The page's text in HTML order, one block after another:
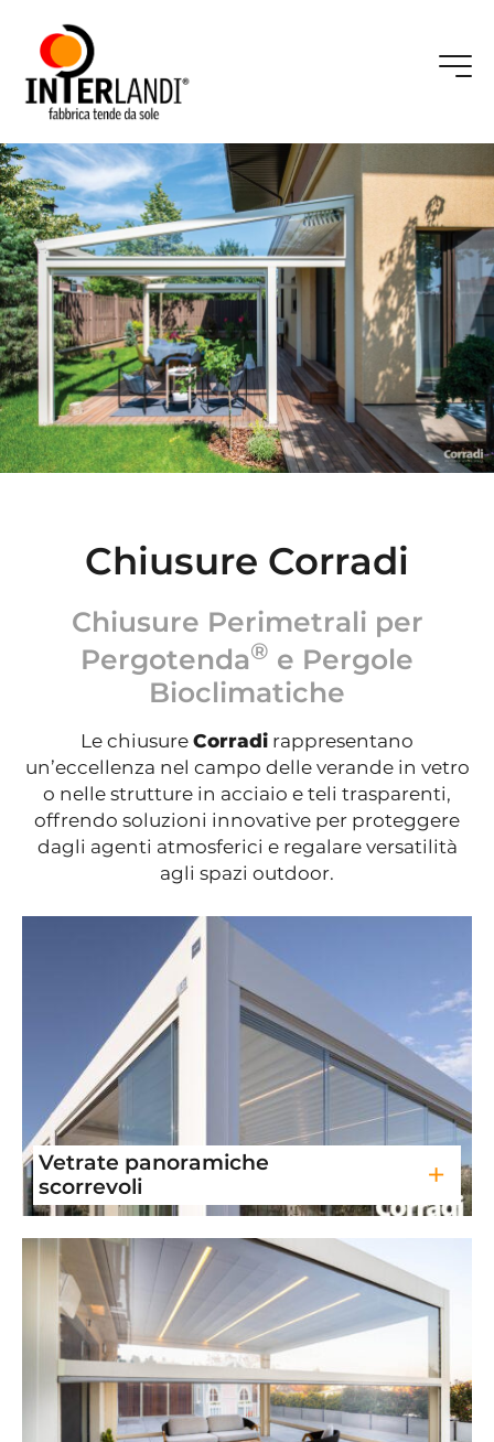
Chiusure Corradi
Chiusure Perimetrali per
Pergotenda® e Pergole
Bioclimatiche
Le chiusure Corradi rappresentano
un’eccellenza nel campo delle verande in vetro
o nelle strutture in acciaio e teli trasparenti,
offrendo soluzioni innovative per proteggere
dagli agenti atmosferici e regalare versatilità
agli spazi outdoor.
Vetrate panoramiche
scorrevoli
+